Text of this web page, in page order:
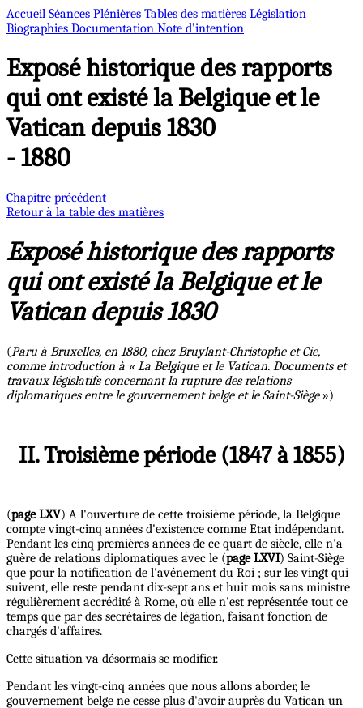
Accueil Séances Plénières Tables des matières Législation
Biographies Documentation Note d’intention
Exposé historique des rapports
qui ont existé la Belgique et le
Vatican depuis 1830
- 1880
Chapitre précédent
Retour à la table des matières
Exposé historique des rapports
qui ont existé la Belgique et le
Vatican depuis 1830
(Paru à Bruxelles, en 1880, chez Bruylant-Christophe et Cie,
comme introduction à « La Belgique et le Vatican. Documents et
travaux législatifs concernant la rupture des relations
diplomatiques entre le gouvernement belge et le Saint-Siège»)
II. Troisième période (1847 à 1855)
(page LXV) A l'ouverture de cette troisième période, la Belgique
compte vingt-cinq années d'existence comme Etat indépendant.
Pendant les cinq premières années de ce quart de siècle, elle n'a
guère de relations diplomatiques avec le (page LXVI) Saint-Siège
que pour la notification de l'avénement du Roi ; sur les vingt qui
suivent, elle reste pendant dix-sept ans et huit mois sans ministre
régulièrement accrédité à Rome, où elle n'est représentée tout ce
temps que par des secrétaires de légation, faisant fonction de
chargés d'affaires.
Cette situation va désormais se modifier.
Pendant les vingt-cinq années que nous allons aborder, le
gouvernement belge ne cesse plus d'avoir auprès du Vatican un